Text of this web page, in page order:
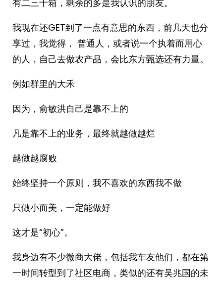
有二三十箱，剩余的多是我认识的朋友。
我现在还GET到了一点有意思的东西，前几天也分
享过，我觉得， 普通人，或者说一个执着而用心
的人，自己去做农产品，会比东方甄选还有力量。
例如群里的大禾
因为，俞敏洪自己是靠不上的
凡是靠不上的业务，最终就越做越烂
越做越腐败
始终坚持一个原则，我不喜欢的东西我不做
只做小而美，一定能做好
这才是“初心”。
我身边有不少微商大佬，包括我车友他们，都在第
一时间转型到了社区电商，类似的还有吴兆国的未